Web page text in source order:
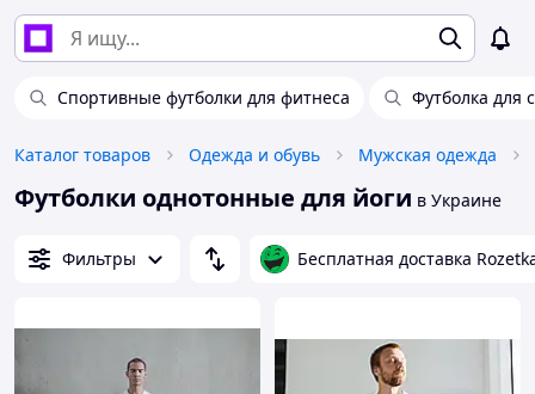
Спортивные футболки для фитнеса Футболка для
Каталог товаров Одежда и обувь Мужская одежда
Футболки однотонные для йоги в Украине
Фильтры Бесплатная доставка